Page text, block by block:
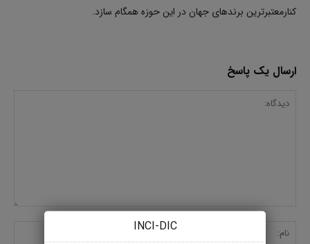
کنارمعتبرترین برندهای جهان در این حوزه همگام سازد.
ارسال یک پاسخ
INCI-DIC